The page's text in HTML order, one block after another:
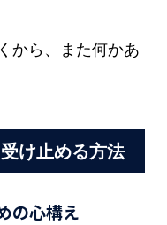
から、また何かあ
け止める方法
の心構え